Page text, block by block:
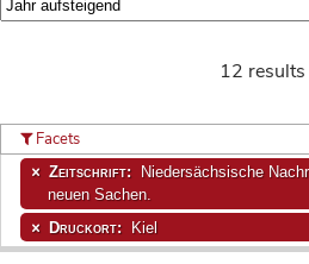
12 results
Facets
Zeitschrift:
Niedersächsische
neuen Sachen.
Druckort: Kiel